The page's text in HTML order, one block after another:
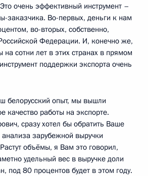
очень эффективный инструмент –
заказчика. Во-первых, деньги к нам
во-вторых, собственно,
Федерации. И, конечно же,
сотни лет в этих странах в прямом
поддержки экспорта очень
белорусский опыт, мы вышли
качество работы на экспорте.
сразу хотел бы обратить Ваше
зарубежной выручки
объёмы, я Вам это говорил,
удельный вес в выручке доли
под 80 процентов будет в этом году.